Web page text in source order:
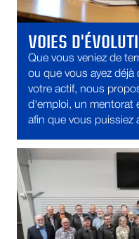
VOIES
Que vous veniez de
ou que vous ayez déjà
votre actif, nous
d'emploi, un mentorat
afin que vous puissiez